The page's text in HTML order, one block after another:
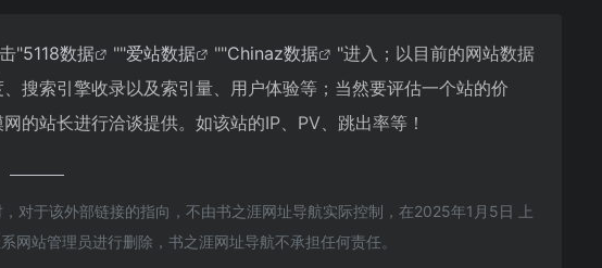
"5118数据 ""爱站数据 ""Chinaz数据
"进入；以目前的网站数据
搜索引擎收录以及索引量、用户体验等；当然要评估一个站的价
的站长进行洽谈提供。如该站的IP、PV、跳出率等！
对于该外部链接的指向，不由书之涯网址导航实际控制，在2025年1月5日 上
站管理员进行删除，书之涯网址导航不承担任何责任。